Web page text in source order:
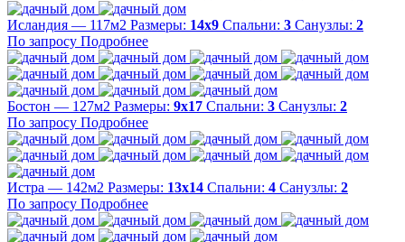
Исландия — 117м2 Размеры: 14х9 Спальни: 3 Санузлы: 2
По запросу Подробнее
Бостон — 127м2 Размеры: 9х17 Спальни: 3 Санузлы: 2
По запросу Подробнее
Истра — 142м2 Размеры: 13х14 Спальни: 4 Санузлы: 2
По запросу Подробнее